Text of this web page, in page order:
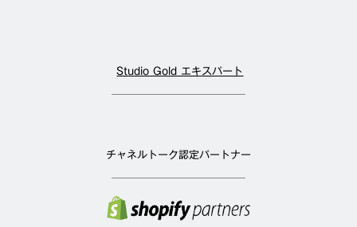
Studio Gold エキスパート
チャネルトーク認定パートナー